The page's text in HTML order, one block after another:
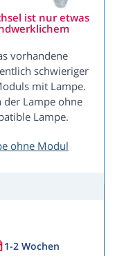
ist nur etwas
vorhandene
schwieriger
mit Lampe.
der Lampe ohne
Lampe.
ohne Modul
1-2 Wochen